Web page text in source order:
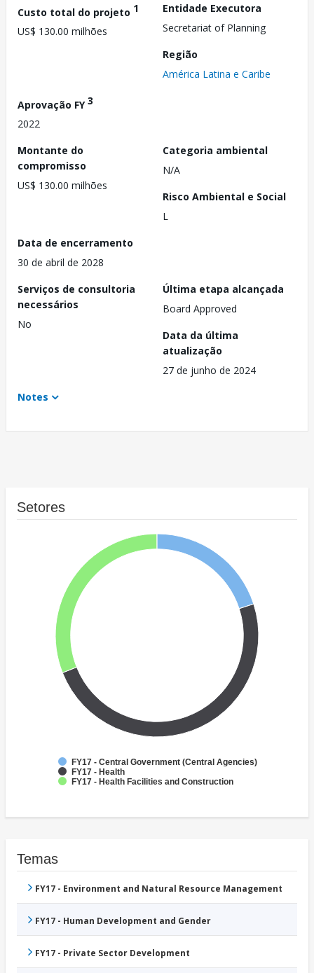
Custo total do projeto 1
US$ 130.00 milhões
Entidade Executora
Secretariat of Planning
Região
América Latina e Caribe
Aprovação FY3
2022
Montante do
compromisso
US$ 130.00 milhões
Categoria ambiental
N/A
Risco Ambiental e Social
L
Data de encerramento
30 de abril de 2028
Serviços de consultoria
necessários
No
Última etapa alcançada
Board Approved
Data da última
atualização
27 de junho de 2024
Notes
Setores
FY17 - Central Government (Central Agencies)
FY17 - Health
FY17 - Health Facilities and Construction
Temas
FY17 - Environment and Natural Resource Management
FY17 - Human Development and Gender
FY17 - Private Sector Development